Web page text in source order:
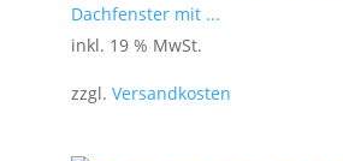
Dachfenster mit ...
inkl. 19 % MwSt.
zzgl. Versandkosten